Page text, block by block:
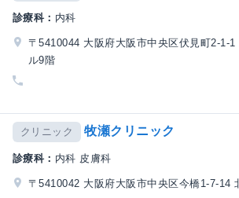
診療科： 内科
〒5410044 大阪府大阪市中央区伏見町2-1-
ル9階
クリニック 牧瀬クリニック
診療科： 内科 皮膚科
〒5410042 大阪府大阪市中央区今橋1-7-14